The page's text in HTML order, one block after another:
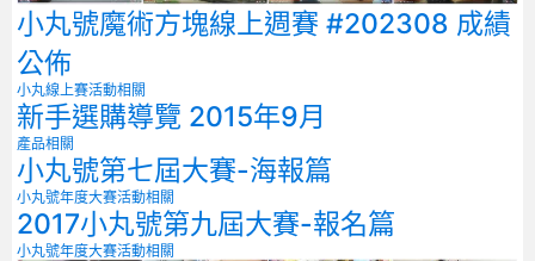
小丸號魔術方塊線上週賽 #202308 成績
公佈
小丸線上賽活動相關
新手選購導覽 2015年9月
產品相關
小丸號第七屆大賽-海報篇
小丸號年度大賽活動相關
2017小丸號第九屆大賽-報名篇
小丸號年度大賽活動相關